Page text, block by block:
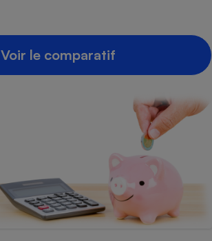
Voir le comparatif
Robot ménager